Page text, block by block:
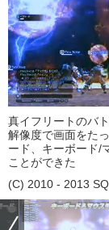
真イフリートのバ
解像度で画面をた
ード、キーボード/
ことができた
(C) 2010 - 2013